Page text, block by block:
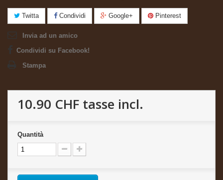
Twitta Condividi Google+ Pinterest
Invia ad un amico
Condividi su Facebook!
Stampa
10.90 CHF tasse incl.
Quantità